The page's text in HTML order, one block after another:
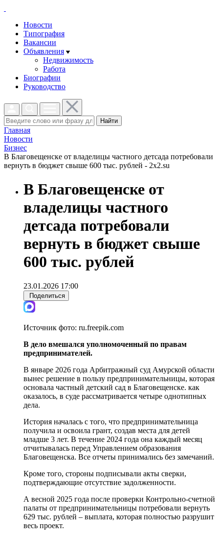
Новости
Типография
Вакансии
Объявления
Недвижимость
Работа
Биографии
Руководство
Найти
Главная
Новости
Бизнес
В Благовещенске от владелицы частного детсада потребовали
вернуть в бюджет свыше 600 тыс. рублей - 2x2.su
В Благовещенске от
владелицы частного
детсада потребовали
вернуть в бюджет свыше
600 тыс. рублей
23.01.2026 17:00
Поделиться
Источник фото: ru.freepik.com
В дело вмешался уполномоченный по правам
предпринимателей.
В январе 2026 года Арбитражный суд Амурской области
вынес решение в пользу предпринимательницы, которая
основала частный детский сад в Благовещенске. как
оказалось, в суде рассматривается четыре однотипных
дела.
История началась с того, что предпринимательница
получила и освоила грант, создав места для детей
младше 3 лет. В течение 2024 года она каждый месяц
отчитывалась перед Управлением образования
Благовещенска. Все отчеты принимались без замечаний.
Кроме того, стороны подписывали акты сверки,
подтверждающие отсутствие задолженности.
А весной 2025 года после проверки Контрольно-счетной
палаты от предпринимательницы потребовали вернуть
629 тыс. рублей – выплата, которая полностью разрушит
весь проект.